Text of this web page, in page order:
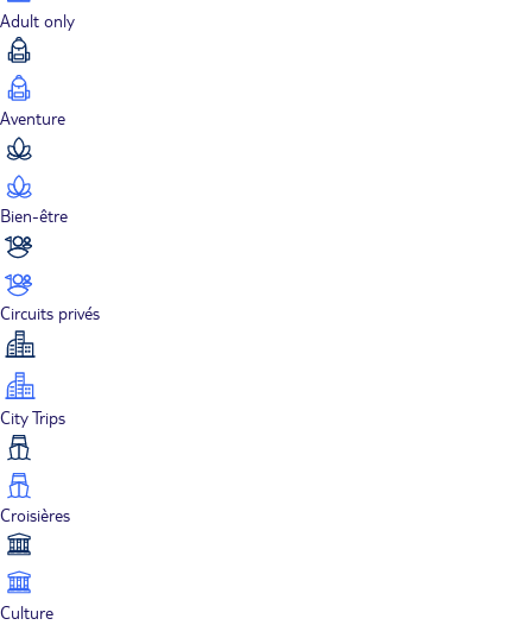
Adult only
Aventure
Bien-être
Circuits privés
City Trips
Croisières
Culture